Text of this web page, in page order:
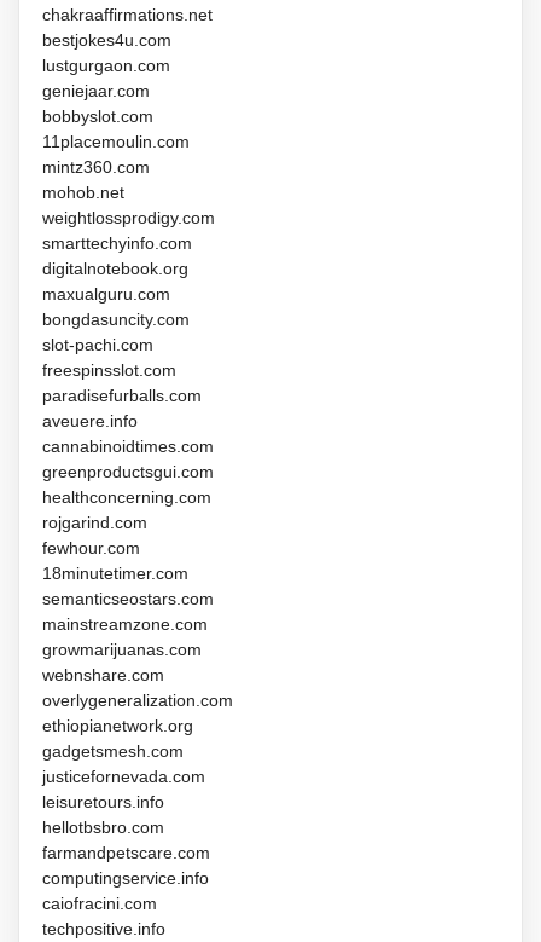
chakraaffirmations.net
bestjokes4u.com
lustgurgaon.com
geniejaar.com
bobbyslot.com
11placemoulin.com
mintz360.com
mohob.net
weightlossprodigy.com
smarttechyinfo.com
digitalnotebook.org
maxualguru.com
bongdasuncity.com
slot-pachi.com
freespinsslot.com
paradisefurballs.com
aveuere.info
cannabinoidtimes.com
greenproductsgui.com
healthconcerning.com
rojgarind.com
fewhour.com
18minutetimer.com
semanticseostars.com
mainstreamzone.com
growmarijuanas.com
webnshare.com
overlygeneralization.com
ethiopianetwork.org
gadgetsmesh.com
justicefornevada.com
leisuretours.info
hellotbsbro.com
farmandpetscare.com
computingservice.info
caiofracini.com
techpositive.info